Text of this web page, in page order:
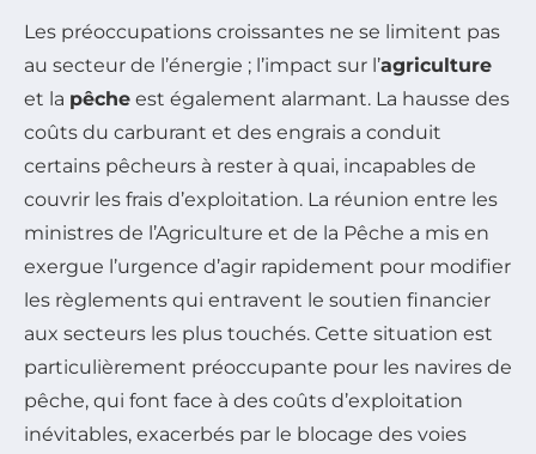
Les préoccupations croissantes ne se limitent pas
au secteur de l’énergie ; l’impact sur l’agriculture
et la pêche est également alarmant. La hausse des
coûts du carburant et des engrais a conduit
certains pêcheurs à rester à quai, incapables de
couvrir les frais d’exploitation. La réunion entre les
ministres de l’Agriculture et de la Pêche a mis en
exergue l’urgence d’agir rapidement pour modifier
les règlements qui entravent le soutien financier
aux secteurs les plus touchés. Cette situation est
particulièrement préoccupante pour les navires de
pêche, qui font face à des coûts d’exploitation
inévitables, exacerbés par le blocage des voies